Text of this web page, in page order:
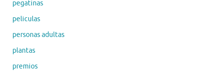
pegatinas
peliculas
personas adultas
plantas
premios